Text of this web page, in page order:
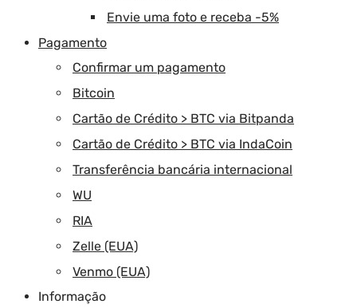
Envie uma foto e receba -5%
Pagamento
Confirmar um pagamento
Bitcoin
Cartão de Crédito > BTC via Bitpanda
Cartão de Crédito > BTC via IndaCoin
Transferência bancária internacional
WU
RIA
Zelle (EUA)
Venmo (EUA)
Informação